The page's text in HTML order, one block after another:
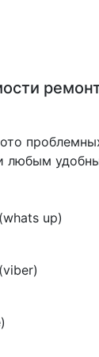
любым
up)